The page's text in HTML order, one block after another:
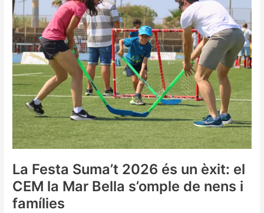
La Festa Suma’t 2026 és un èxit: el
CEM la Mar Bella s’omple de nens i
famílies
2026
és
un
èxit:
el
CEM
la
Mar
Bella
s’omple
de
nens
i